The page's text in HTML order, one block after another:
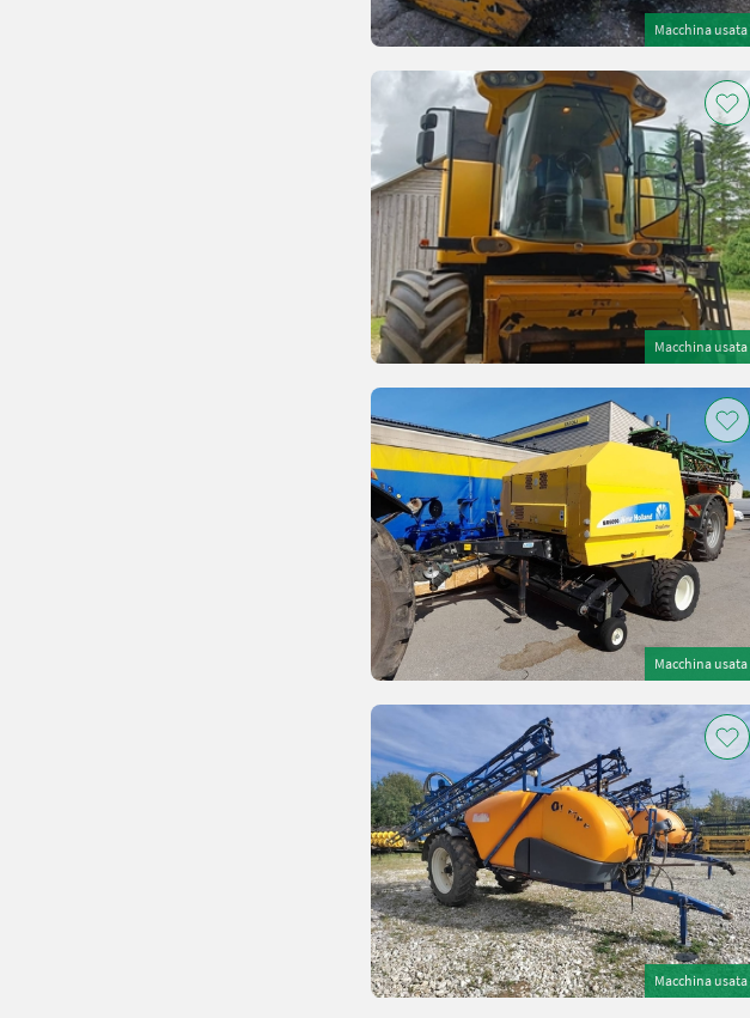
Macchina usata
Macchina usata
Macchina usata
Macchina usata